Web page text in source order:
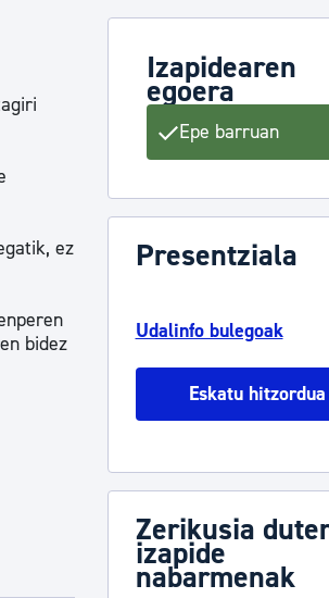
eta bizikidetza
Izapideen
ez
bidez
Izapidearen
egoera
Epe barruan
Presentziala
Udalinfo bulegoak
Eskatu hitzordua
Zerikusia
izapide
nabarmenak